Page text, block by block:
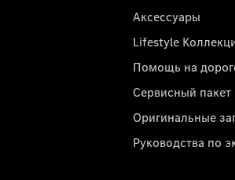
Аксессуары
Lifestyle
Помощь на
Сервисный пакет
Оригинальные
Руководства по